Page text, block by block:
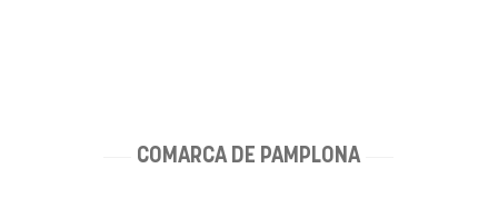
COMARCA DE PAMPLONA